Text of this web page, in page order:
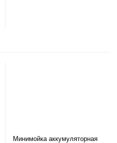
Минимойка аккумуляторная